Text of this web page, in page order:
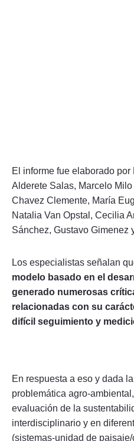
El informe fue elaborado
Alderete Salas, Marcelo
Chavez Clemente, María
Natalia Van Opstal, Cecilia
Sánchez, Gustavo Gimenez
Los especialistas señalan
modelo basado en el
generado numerosas
relacionadas con su
difícil seguimiento y
En respuesta a eso y dada
problemática agro-
evaluación de la
interdisciplinario y en
(sistemas-unidad de paisaje/